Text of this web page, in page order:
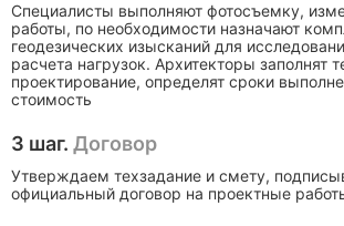
Специалисты выполняют фотосъемку,
работы, по необходимости назначают
геодезических изысканий для
расчета нагрузок. Архитекторы заполнят
проектирование, определят сроки
стоимость
3 шаг. Договор
Утверждаем техзадание и смету,
официальный договор на проектные